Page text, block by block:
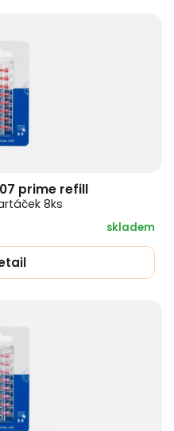
prime refill
8ks
skladem